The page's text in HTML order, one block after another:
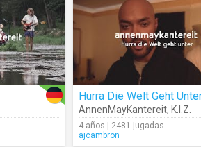
Hurra Die Welt Geht
AnnenMayKantereit, K.I.Z.
4 años | 2481 jugadas
ajcambron